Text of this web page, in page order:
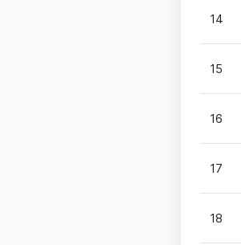
14
15
16
17
18